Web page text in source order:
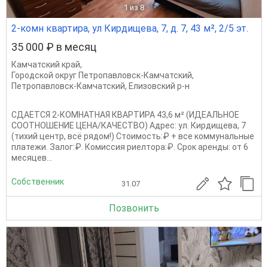
1 из 8
2-комн квартира, ул Кирдищева, 7, д. 7, 43 м², 2/5 эт.
35 000 ₽ в месяц
Камчатский край,
Городской округ Петропавловск-Камчатский,
Петропавловск-Камчатский, Елизовский р-н
СДАЕТСЯ 2-КОМНАТНАЯ КВАРТИРА 43,6 м² (ИДЕАЛЬНОЕ
СООТНОШЕНИЕ ЦЕНА/КАЧЕСТВО) Адрес: ул. Кирдищева, 7
(тихий центр, всё рядом!) Стоимость:₽ + все коммунальные
платежи. Залог:₽. Комиссия риелтора:₽. Срок аренды: от 6
месяцев...
Собственник 31.07
Позвонить